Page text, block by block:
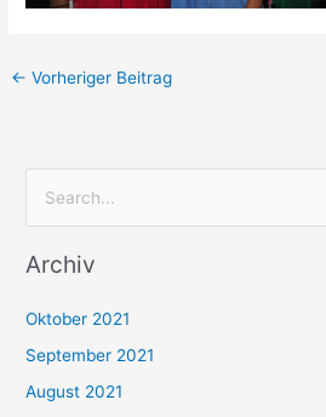
← Vorheriger Beitrag
c
n
n
Archiv
Oktober 2021
September 2021
August 2021